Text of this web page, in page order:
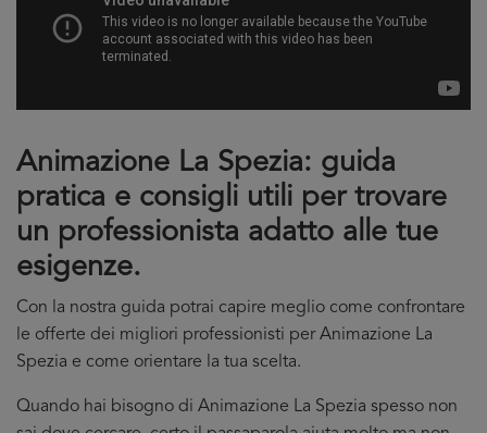
Animazione La Spezia: guida
pratica e consigli utili per trovare
un professionista adatto alle tue
esigenze.
Con la nostra guida potrai capire meglio come confrontare
le offerte dei migliori professionisti per Animazione La
Spezia e come orientare la tua scelta.
Quando hai bisogno di Animazione La Spezia spesso non